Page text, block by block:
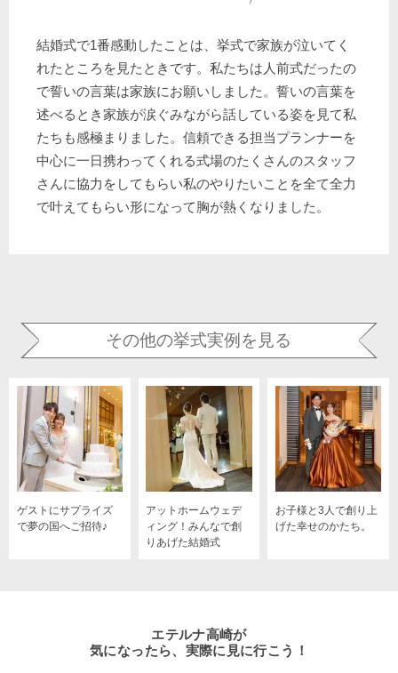
結婚式で1番感動したことは、挙式で家族が泣いてく
れたところを見たときです。私たちは人前式だったの
で誓いの言葉は家族にお願いしました。誓いの言葉を
述べるとき家族が涙ぐみながら話している姿を見て私
たちも感極まりました。信頼できる担当プランナーを
中心に一日携わってくれる式場のたくさんのスタッフ
さんに協力をしてもらい私のやりたいことを全て全力
で叶えてもらい形になって胸が熱くなりました。
その他の挙式実例を見る
ゲストにサプライズ
で夢の国へご招待♪
アットホームウェデ
ィング！みんなで創
りあげた結婚式
お子様と3人で創り上
げた幸せのかたち。
エテルナ高崎が
気になったら、実際に見に行こう！